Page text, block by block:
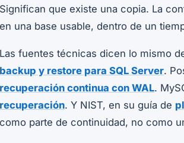
Significan que existe una copia. La
en una base usable, dentro de un
Las fuentes técnicas dicen lo mismo
backup y restore para SQL Server.
recuperación continua con WAL.
recuperación. Y NIST, en su guía de
como parte de continuidad, no como